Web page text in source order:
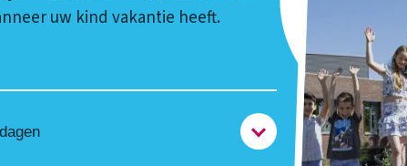
uw kind vakantie heeft.